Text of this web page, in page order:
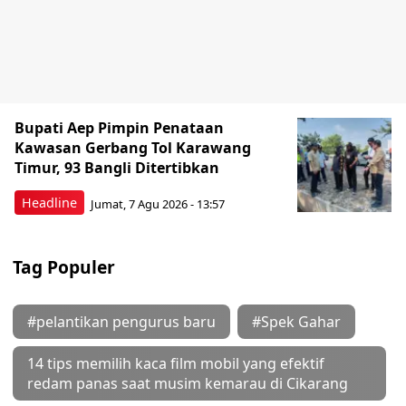
Headline
Bupati Aep Pimpin Penataan
Kawasan Gerbang Tol Karawang
Timur, 93 Bangli Ditertibkan
Jumat, 7 Agu 2026 - 13:57
Tag Populer
#pelantikan pengurus baru #Spek Gahar
14 tips memilih kaca film mobil yang efektif
redam panas saat musim kemarau di Cikarang